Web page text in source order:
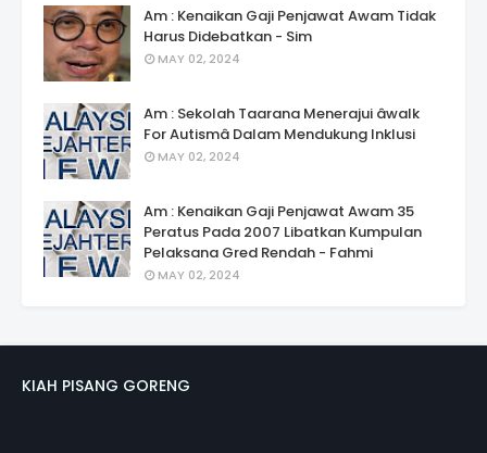
Am : Kenaikan Gaji Penjawat Awam Tidak
Harus Didebatkan - Sim
MAY 02, 2024
Am : Sekolah Taarana Menerajui âwalk
For Autismâ Dalam Mendukung Inklusi
MAY 02, 2024
Am : Kenaikan Gaji Penjawat Awam 35
Peratus Pada 2007 Libatkan Kumpulan
Pelaksana Gred Rendah - Fahmi
MAY 02, 2024
KIAH PISANG GORENG